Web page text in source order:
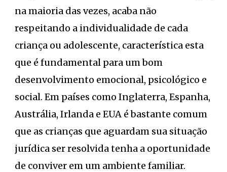
na maioria das vezes, acaba não
respeitando a individualidade de cada
criança ou adolescente, característica esta
que é fundamental para um bom
desenvolvimento emocional, psicológico e
social. Em países como Inglaterra, Espanha,
Austrália, Irlanda e EUA é bastante comum
que as crianças que aguardam sua situação
jurídica ser resolvida tenha a oportunidade
de conviver em um ambiente familiar.